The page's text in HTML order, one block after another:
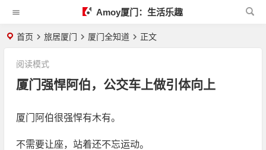
Amoy厦门：生活乐趣
首页 旅居厦门 厦门全知道 正文
厦门强悍阿伯，公交车上做引体向上
阅读模式
厦门阿伯很强悍有木有。
不需要让座，站着还不忘运动。